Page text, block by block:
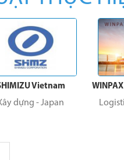
-Japan
WINPAX GLOBAL
Logistic & GTVT